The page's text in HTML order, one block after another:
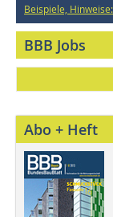
Beispiele,
BBB Jobs
Abo + Heft